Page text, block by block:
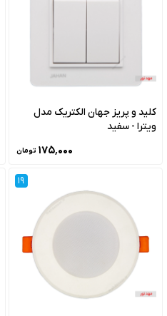
کلید و پریز جهان الکتریک مدل
ویترا - سفید
۱۷۵٬۰۰۰ تومان
19